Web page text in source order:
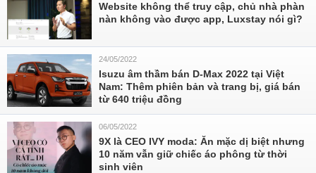
Website không thể truy cập, chủ nhà phàn
nàn không vào được app, Luxstay nói gì?
24/05/2022
Isuzu âm thầm bán D-Max 2022 tại Việt
Nam: Thêm phiên bản và trang bị, giá bán
từ 640 triệu đồng
06/05/2022
9X là CEO IVY moda: Ăn mặc dị biệt nhưng
10 năm vẫn giữ chiếc áo phông từ thời
sinh viên